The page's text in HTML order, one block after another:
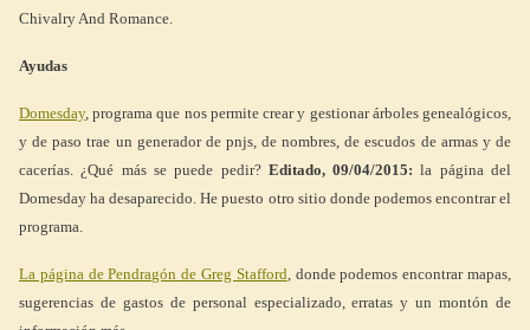
Chivalry And Romance.
Ayudas
Domesday, programa que nos permite crear y gestionar árboles genealógicos,
y de paso trae un generador de pnjs, de nombres, de escudos de armas y de
cacerías. ¿Qué más se puede pedir? Editado, 09/04/2015: la página del
Domesday ha desaparecido. He puesto otro sitio donde podemos encontrar el
programa.
La página de Pendragón de Greg Stafford, donde podemos encontrar mapas,
sugerencias de gastos de personal especializado, erratas y un montón de